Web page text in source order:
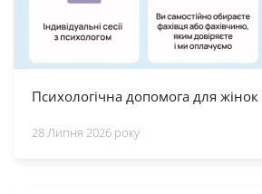
Психологічна допомога для жінок
28 Липня 2026 року